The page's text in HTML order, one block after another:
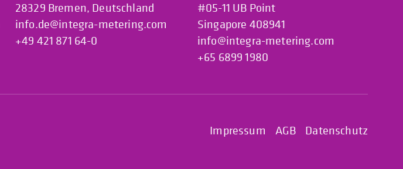
28329 Bremen, Deutschland
info.de@integra-metering.com
+49 421 871 64-0
#05-11 UB Point
Singapore 408941
info@integra-metering.com
+65 6899 1980
Impressum AGB Datenschutz